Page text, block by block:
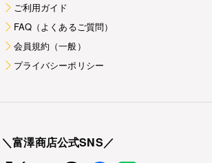
ご利用ガイド
FAQ（よくあるご質問）
会員規約（一般）
プライバシーポリシー
＼富澤商店公式SNS／